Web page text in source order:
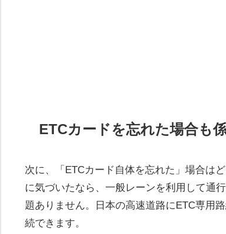
ETCカードを忘れた場合も
次に、「ETCカード自体を忘れた」場合は
に気づいたなら、一般レーンを利用して通
題ありません。日本の高速道路にETC専用
続できます。